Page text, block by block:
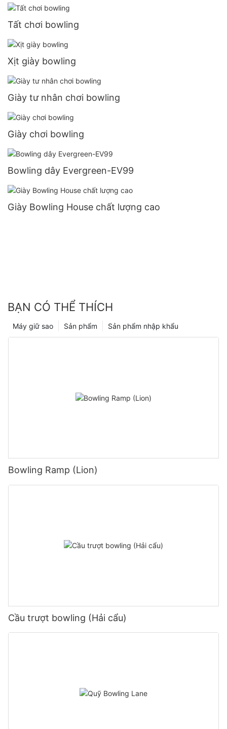
Tất chơi bowling
Xịt giày bowling
Giày tư nhân chơi bowling
Giày chơi bowling
Bowling dây Evergreen-EV99
Giày Bowling House chất lượng cao
BẠN CÓ THỂ THÍCH
Sản phẩm nhập khẩu
Sản phẩm
Máy giữ sao
Bowling Ramp (Lion)
Cầu trượt bowling (Hải cẩu)